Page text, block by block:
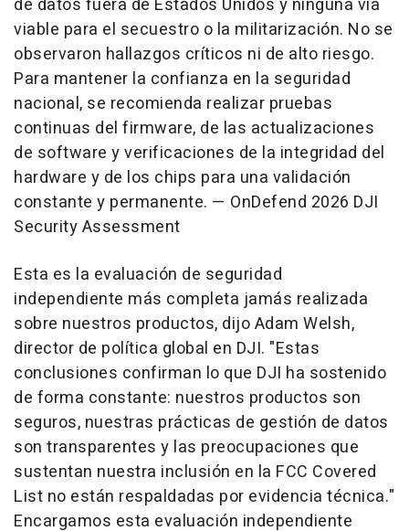
de datos fuera de Estados Unidos y ninguna vía
viable para el secuestro o la militarización. No se
observaron hallazgos críticos ni de alto riesgo.
Para mantener la confianza en la seguridad
nacional, se recomienda realizar pruebas
continuas del firmware, de las actualizaciones
de software y verificaciones de la integridad del
hardware y de los chips para una validación
constante y permanente. — OnDefend 2026 DJI
Security Assessment
Esta es la evaluación de seguridad
independiente más completa jamás realizada
sobre nuestros productos, dijo Adam Welsh,
director de política global en DJI. "Estas
conclusiones confirman lo que DJI ha sostenido
de forma constante: nuestros productos son
seguros, nuestras prácticas de gestión de datos
son transparentes y las preocupaciones que
sustentan nuestra inclusión en la FCC Covered
List no están respaldadas por evidencia técnica."
Encargamos esta evaluación independiente